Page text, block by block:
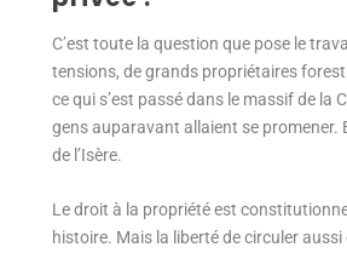
C’est toute la question que pose le
tensions, de grands propriétaires
ce qui s’est passé dans le massif de la
gens auparavant allaient se promener.
de l’Isère.
Le droit à la propriété est
histoire. Mais la liberté de circuler